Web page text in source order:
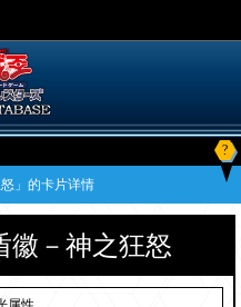
?
」的卡片详情
徽－神之狂怒